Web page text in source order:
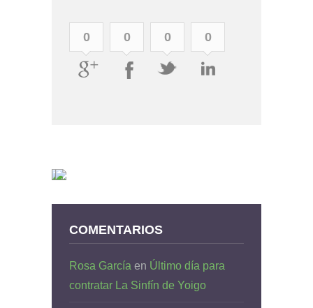
0 0 0 0
COMENTARIOS
Rosa García en Último día para
contratar La Sinfín de Yoigo